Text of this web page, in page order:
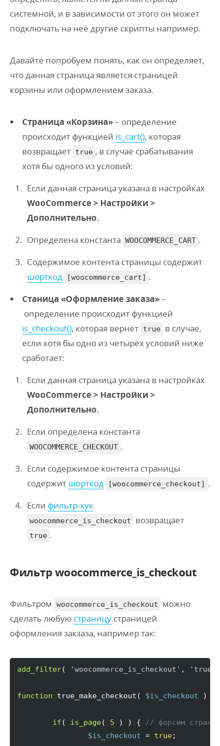
системной, и в зависимости от этого он может
подключать на неё другие скрипты например.
Давайте попробуем понять, как он определяет,
что данная страница является страницей
корзины или оформлением заказа.
Страница «Корзина»– определение
происходит функцией is_cart(), которая
возвращает true , в случае срабатывания
хотя бы одного из условий:
Если данная страница указана в настройках
WooCommerce > Настройки >
Дополнительно.
Определена константа WOOCOMMERCE_CART .
Содержимое контента страницы содержит
шорткод
[woocommerce_cart] .
Станица «Оформление заказа»–
определение происходит функцией
is_checkout(), которая вернёт true в случае,
если хотя бы одно из четырёх условий ниже
сработает:
Если данная страница указана в настройках
WooCommerce > Настройки >
Дополнительно.
Если определена константа
WOOCOMMERCE_CHECKOUT .
Если содержимое контента страницы
содержит шорткод [woocommerce_checkout] .
Если фильтр-хук
woocommerce_is_checkout возвращает
true .
Фильтр woocommerce_is_checkout
Фильтром woocommerce_is_checkout
можно
сделать любую страницу страницей
оформления закзаза, например так:
add_filter( 'woocommerce_is_checkout' ,
function true_make_checkout ( $is_checkout )
if ( is_page( 5 ) ) {
// форсим
$is_checkout = true;